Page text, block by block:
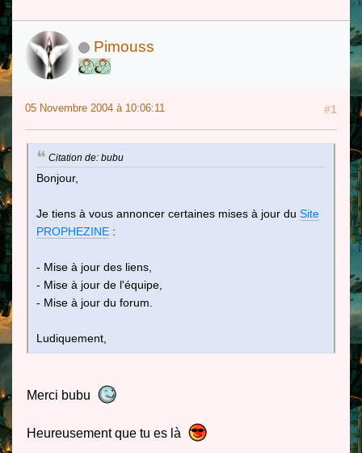
Pimouss
05 Novembre 2004 à 10:06:11 #1
Citation de: bubu
Bonjour,
Je tiens à vous annoncer certaines mises à jour du Site
PROPHEZINE :
- Mise à jour des liens,
- Mise à jour de l'équipe,
- Mise à jour du forum.
Ludiquement,
Merci bubu
Heureusement que tu es là